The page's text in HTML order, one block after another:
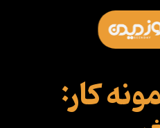
کار: